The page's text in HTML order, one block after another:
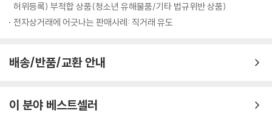
허위등록) 부적합 상품(청소년 유해물품/기타 법규위반 상품)
전자상거래에 어긋나는 판매사례: 직거래 유도
배송/반품/교환 안내
이 분야 베스트셀러